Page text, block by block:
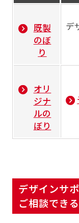
既製
のぼ
り
デ
オリ
ジナ
ルの
ぼり
デザインサ
ご相談でき